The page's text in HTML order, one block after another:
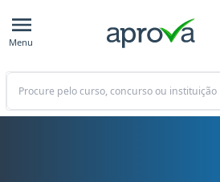
Menu
Buscar